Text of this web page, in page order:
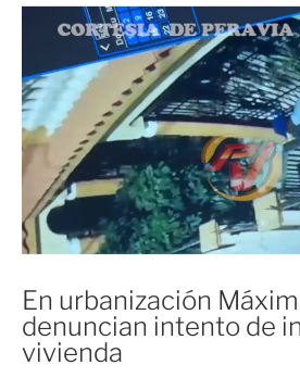
En urbanización
denuncian intento de
vivienda